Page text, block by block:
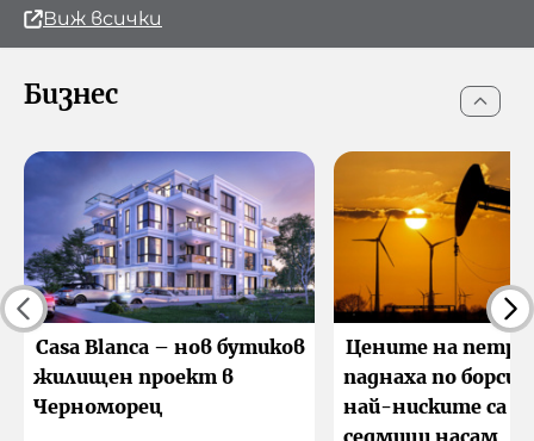
Виж всички
Бизнес
Casa Blanca – нов бутиков
жилищен проект в
Черноморец
Цените на
паднаха по
най-ниските са
седмици насам